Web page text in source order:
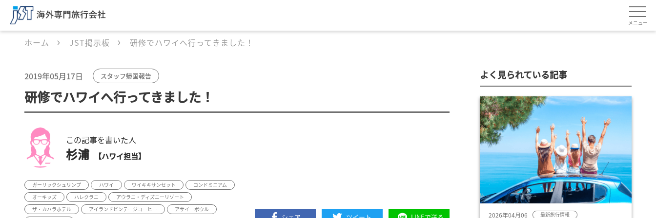
メニュー
ホーム JST掲示板 研修でハワイへ行ってきました！
2019年05月17日 スタッフ帰国報告
研修でハワイへ行ってきました！
この記事を書いた人
杉浦 【ハワイ担当】
ガーリックシュリンプ ハワイ ワイキキサンセット
コンドミニアム
オーキッズ
ハレクラニ
アウラニ・ディズニーリゾート
ザ・カハラホテル
アイランドビンテージコーヒー
アサイーボウル
よく見られている記事
2026年04月06 最新旅行情報